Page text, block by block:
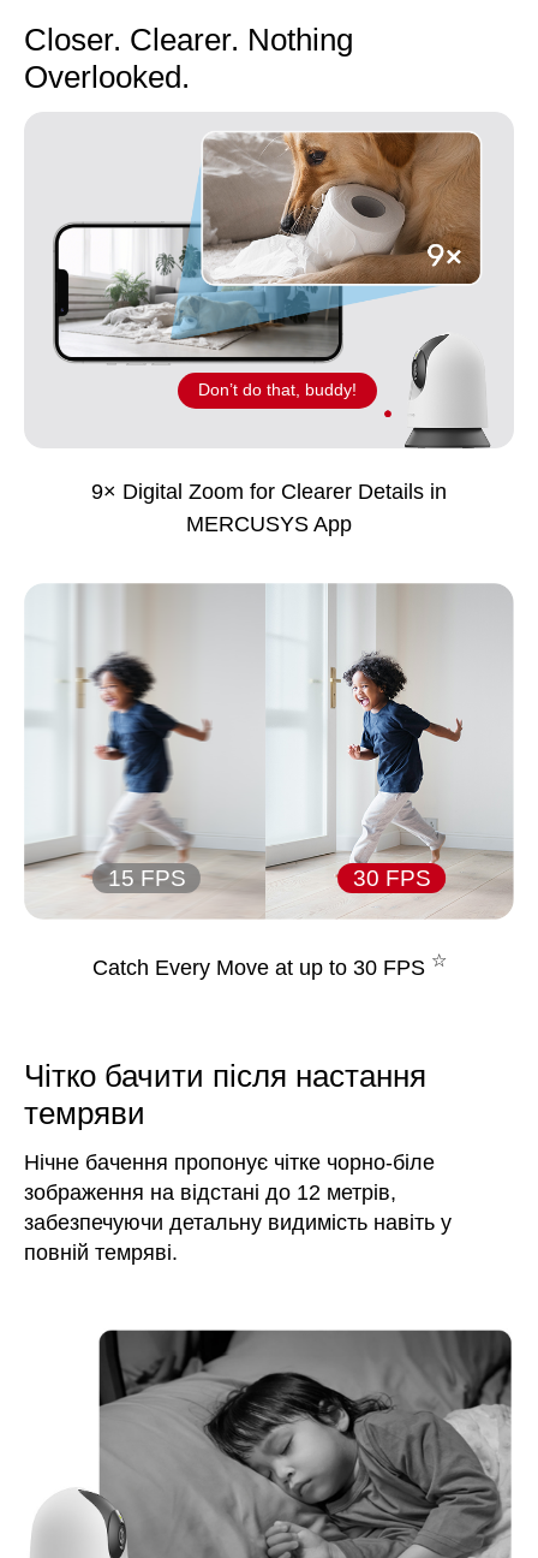
Closer. Clearer. Nothing
Overlooked.
Don’t do that, buddy!
9× Digital Zoom for Clearer Details in
MERCUSYS App
15 FPS 30 FPS
Catch Every Move at up to 30 FPS ☆
Чітко бачити після настання
темряви
Нічне бачення пропонує чітке чорно-біле
зображення на відстані до 12 метрів,
забезпечуючи детальну видимість навіть у
повній темряві.